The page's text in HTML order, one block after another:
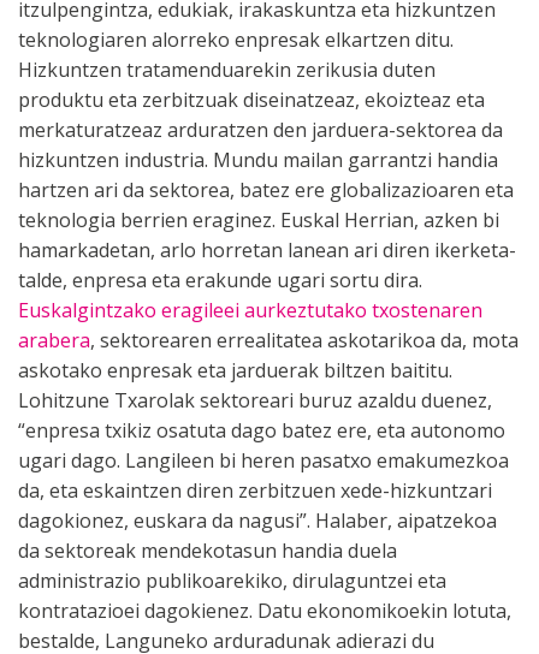
itzulpengintza, edukiak, irakaskuntza eta hizkuntzen
teknologiaren alorreko enpresak elkartzen ditu.
Hizkuntzen tratamenduarekin zerikusia duten
produktu eta zerbitzuak diseinatzeaz, ekoizteaz eta
merkaturatzeaz arduratzen den jarduera-sektorea da
hizkuntzen industria. Mundu mailan garrantzi handia
hartzen ari da sektorea, batez ere globalizazioaren eta
teknologia berrien eraginez. Euskal Herrian, azken bi
hamarkadetan, arlo horretan lanean ari diren ikerketa-
talde, enpresa eta erakunde ugari sortu dira.
Euskalgintzako eragileei aurkeztutako txostenaren
arabera, sektorearen errealitatea askotarikoa da, mota
askotako enpresak eta jarduerak biltzen baititu.
Lohitzune Txarolak sektoreari buruz azaldu duenez,
“enpresa txikiz osatuta dago batez ere, eta autonomo
ugari dago. Langileen bi heren pasatxo emakumezkoa
da, eta eskaintzen diren zerbitzuen xede-hizkuntzari
dagokionez, euskara da nagusi”. Halaber, aipatzekoa
da sektoreak mendekotasun handia duela
administrazio publikoarekiko, dirulaguntzei eta
kontratazioei dagokienez. Datu ekonomikoekin lotuta,
bestalde, Languneko arduradunak adierazi du